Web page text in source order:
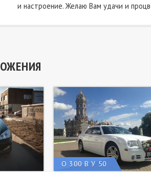
и настроение. Желаю Вам удачи и
О 300 В У 50